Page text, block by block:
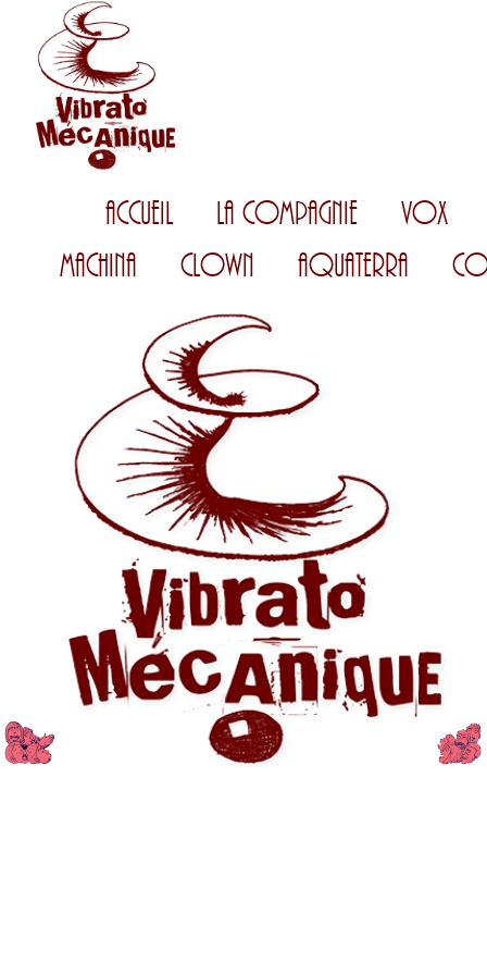
Accueil La Compagnie
Vox
Machina
Clown AquaTerra